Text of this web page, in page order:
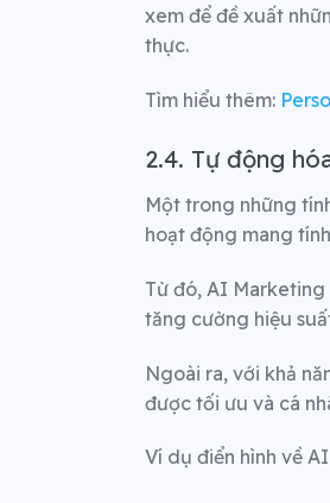
xem để đề xuất
thực.
Tìm hiểu thêm:
2.4. Tự động
Một trong những
hoạt động mang
Từ đó, AI
tăng cường hiệu
Ngoài ra, với khả
được tối ưu và cá
Ví dụ điển hình về